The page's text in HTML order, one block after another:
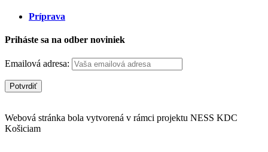
Príprava
Priháste sa na odber noviniek
Emailová adresa:
Webová stránka bola vytvorená v rámci projektu NESS KDC
Košiciam